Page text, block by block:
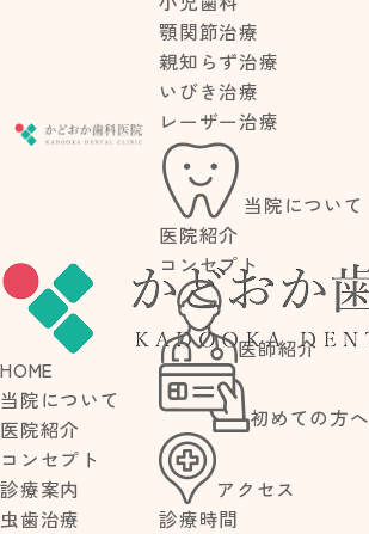
顎関節治療
親知らず治療
いびき治療
レーザー治療
当院について
医院紹介
コンセプト
医師紹介
初めての方へ
アクセス
診療時間
HOME
当院について
医院紹介
コンセプト
診療案内
虫歯治療
ブログ